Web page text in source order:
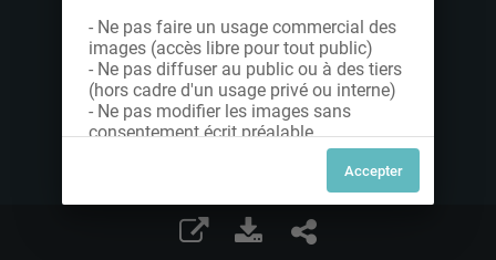
- Ne pas faire un usage commercial des
images (accès libre pour tout public)
- Ne pas diffuser au public ou à des tiers
(hors cadre d'un usage privé ou interne)
- Ne pas modifier les images sans
consentement écrit préalable
Dans le cas contraire, nous vous invitons
à nous contacter afin de solliciter le type
de Licence souhaitée parmi celles
proposées et le cas échéant, acquitter